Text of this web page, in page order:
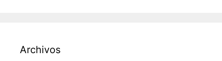
:
Archivos